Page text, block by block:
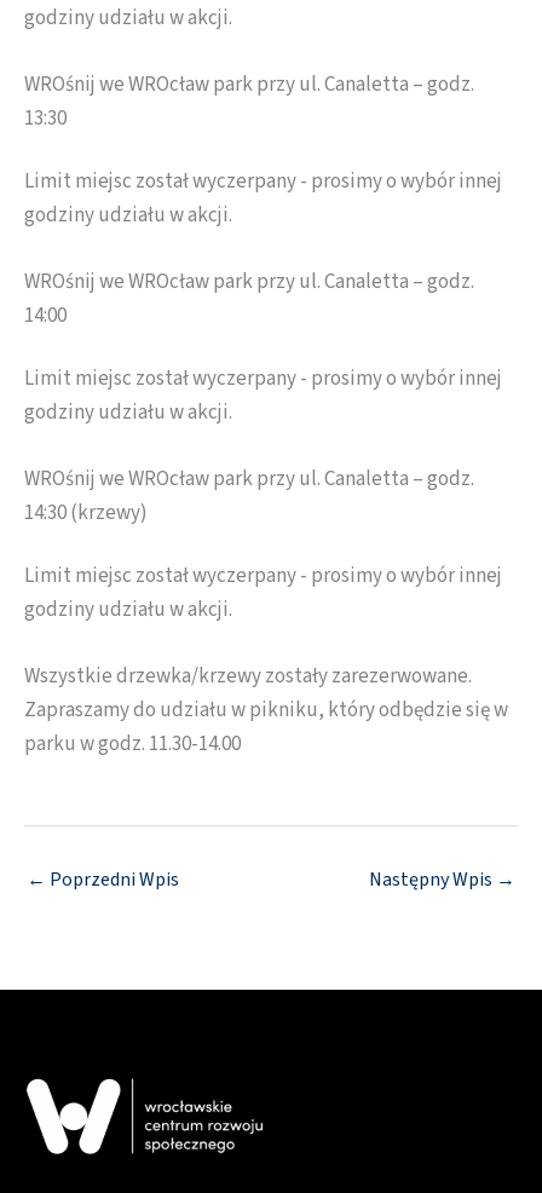
godziny udziału w akcji.
WROśnij we WROcław park przy ul. Canaletta – godz.
13:30
Limit miejsc został wyczerpany - prosimy o wybór innej
godziny udziału w akcji.
WROśnij we WROcław park przy ul. Canaletta – godz.
14:00
Limit miejsc został wyczerpany - prosimy o wybór innej
godziny udziału w akcji.
WROśnij we WROcław park przy ul. Canaletta – godz.
14:30 (krzewy)
Limit miejsc został wyczerpany - prosimy o wybór innej
godziny udziału w akcji.
Wszystkie drzewka/krzewy zostały zarezerwowane.
Zapraszamy do udziału w pikniku, który odbędzie się w
parku w godz. 11.30-14.00
← Poprzedni Wpis Następny Wpis →